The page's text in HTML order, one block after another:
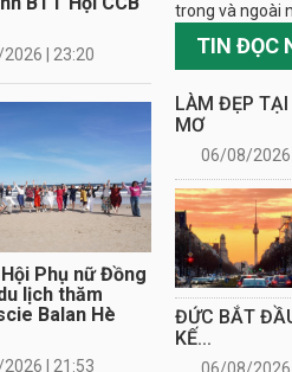
| 23:20
Phụ nữ Đồng
lịch thăm
Balan Hè
| 21:53
trong và ngoài
TIN ĐỌC
LÀM ĐẸP TẠI
MƠ
06/08/2026
ĐỨC BẮT
KẾ...